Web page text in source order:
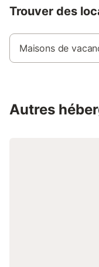
Trouver des
Maisons de
Autres